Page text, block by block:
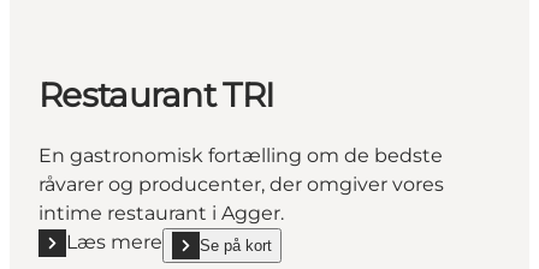
Restaurant TRI
En gastronomisk fortælling om de bedste
råvarer og producenter, der omgiver vores
intime restaurant i Agger.
Læs mere
Læs mere "Restaurant TRI"
Se på kort
show Restaurant TRI on_map